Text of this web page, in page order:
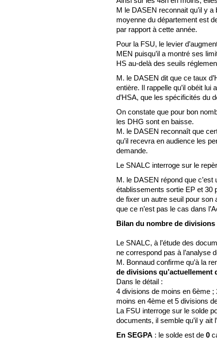
M le DASEN reconnait qu’il y
moyenne du département est
par rapport à cette année.
Pour la FSU, le levier
MEN puisqu’il a montré ses
HS au-delà des seuils
M. le DASEN dit que ce taux
entière. Il rappelle qu’il obéit lui
d’HSA, que les spécificités du
On constate que pour bon
les DHG sont en baisse.
M. le DASEN reconnaît que
qu’il recevra en audience les
demande.
Le SNALC interroge sur le
M. le DASEN répond que c’est
établissements sortie EP et 30
de fixer un autre seuil pour
que ce n’est pas le cas dans
Bilan du nombre de divisions
Le SNALC, à l’étude des
ne correspond pas à l’analyse
M. Bonnaud confirme qu’à la
de divisions qu’actuellement
Dans le détail :
4 divisions de moins en 6ème
moins en 4ème et 5 divisions
La FSU interroge sur le solde
documents, il semble qu’il y ait
En SEGPA : le solde est de 0